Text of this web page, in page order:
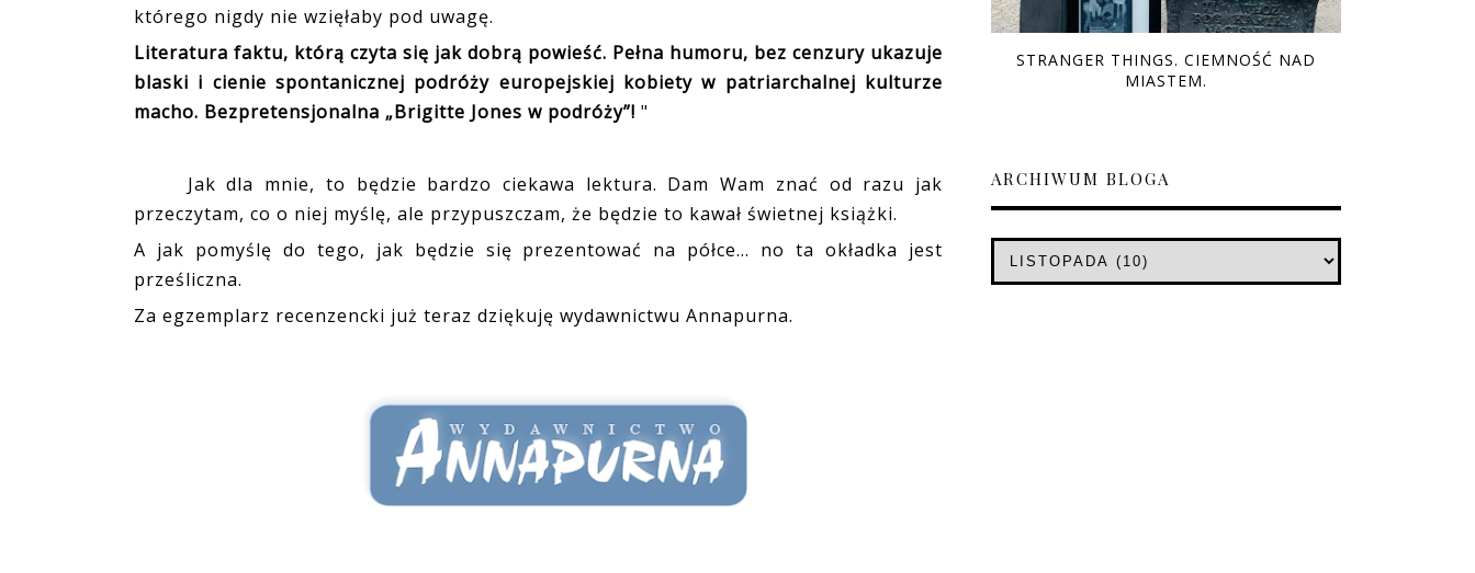
którego nigdy nie wzięłaby pod uwagę.
Literatura faktu, którą czyta się jak dobrą powieść. Pełna humoru, bez cenzury ukazuje
blaski i cienie spontanicznej podróży europejskiej kobiety w patriarchalnej kulturze
macho. Bezpretensjonalna „Brigitte Jones w podróży”! "
Jak dla mnie, to będzie bardzo ciekawa lektura. Dam Wam znać od razu jak
przeczytam, co o niej myślę, ale przypuszczam, że będzie to kawał świetnej książki.
A jak pomyślę do tego, jak będzie się prezentować na półce... no ta okładka jest
prześliczna.
Za egzemplarz recenzencki już teraz dziękuję wydawnictwu Annapurna.
STRANGER THINGS. CIEMNOŚĆ NAD
MIASTEM.
ARCHIWUM BLOGA